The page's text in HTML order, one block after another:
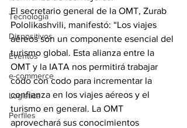
Tecnología
Dispositivos
Eventos
e-commerce
Logística
Perfiles
El secretario general de la OMT, Zurab
Pololikashvili, manifestó: “Los viajes
aéreos son un componente esencial del
turismo global. Esta alianza entre la
OMT y la IATA nos permitirá trabajar
codo con codo para incrementar la
confianza en los viajes aéreos y el
turismo en general. La OMT
aprovechará sus conocimientos